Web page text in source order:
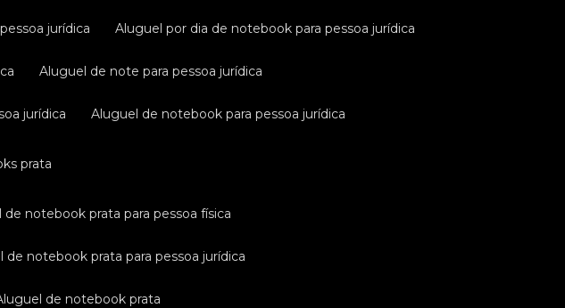
jurídica aluguel por dia de notebook para pessoa jurídica
aluguel de note para pessoa jurídica
jurídica aluguel de notebook para pessoa jurídica
prata
de notebook prata para pessoa física
de notebook prata para pessoa jurídica
aluguel de notebook prata